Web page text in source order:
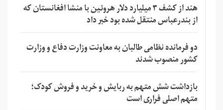
هند از کشف ۳ میلیارد دلار هروئین با منشا افغانستان که
از بندرعباس منتقل شده بود خبر داد
دو فرمانده نظامی طالبان به معاونت وزارت دفاع و وزارت
کشور منصوب شدند
بازداشت شش متهم به ربایش و خرید و فروش کودک؛
متهم اصلی فراری است